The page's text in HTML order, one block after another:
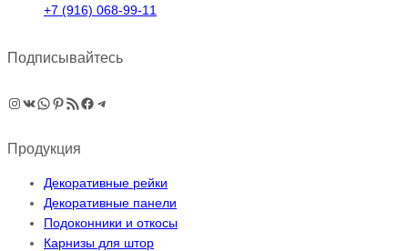
+7 (916) 068-99-11
Подписывайтесь
Instagram
ВКонтакте
WhatsApp
Pinterest
RSS-рассылка
Facebook
Telegram
Продукция
Декоративные рейки
Декоративные панели
Подоконники и откосы
Карнизы для штор